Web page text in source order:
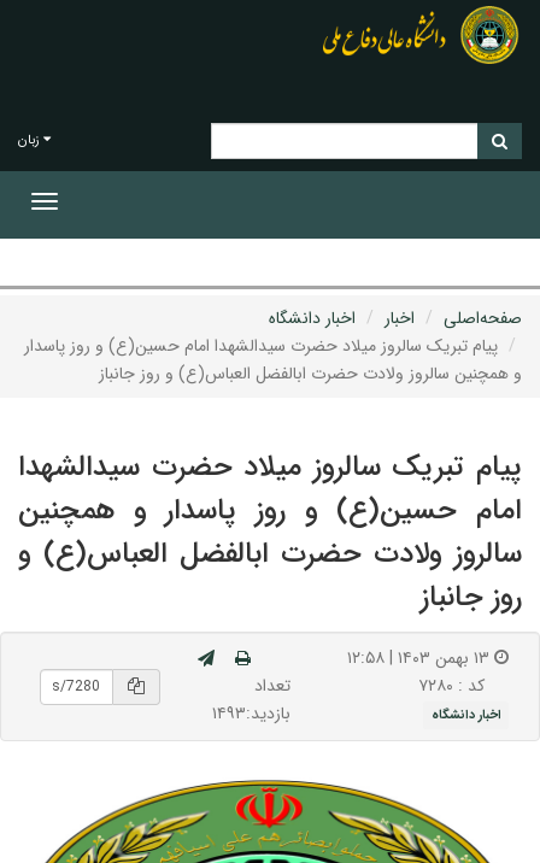
زبان
صفحه‌اصلی اخبار
اخبار دانشگاه
پیام تبریک سالروز میلاد حضرت سیدالشهدا امام حسین(ع) و روز پاسدار
و همچنین سالروز ولادت حضرت ابالفضل العباس(ع) و روز جانباز
پیام تبریک سالروز میلاد حضرت سیدالشهدا
امام حسین(ع) و روز پاسدار و همچنین
سالروز ولادت حضرت ابالفضل العباس(ع) و
روز جانباز
کد : ۷۲۸۰
اخبار دانشگاه
تعداد
بازدید:۱۴۹۳